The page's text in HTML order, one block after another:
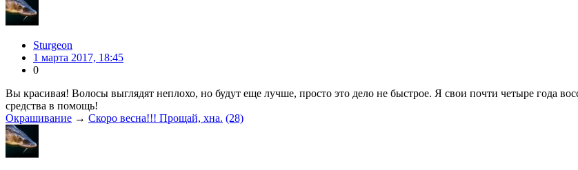
Sturgeon
1 марта 2017, 18:45
0
Вы красивая! Волосы выглядят неплохо, но будут еще лучше, просто это дело не быстрое. Я свои почти четыре года
средства в помощь!
Окрашивание → Скоро весна!!! Прощай, хна. (28)